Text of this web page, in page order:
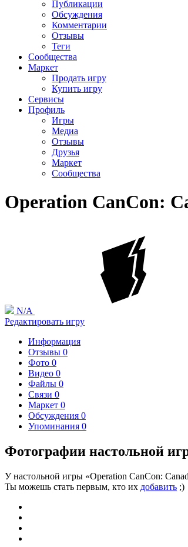
Публикации
Обсуждения
Комментарии
Отзывы
Теги
Сообщества
Маркет
Продать игру
Купить игру
Сервисы
Профиль
Игры
Медиа
Отзывы
Друзья
Маркет
Сообщества
Operation CanCon:
N/A
Редактировать игру
Информация
Отзывы 0
Фото 0
Видео 0
Файлы 0
Связи 0
Маркет 0
Обсуждения 0
Упоминания 0
Фотографии настольной
У настольной игры «Operation CanCon:
Ты можешь стать первым, кто их добавить ;)